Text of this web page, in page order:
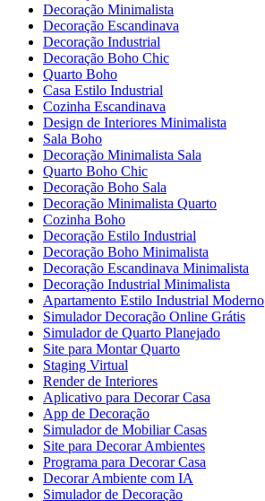
Decoração Minimalista
Decoração Escandinava
Decoração Industrial
Decoração Boho Chic
Quarto Boho
Casa Estilo Industrial
Cozinha Escandinava
Design de Interiores Minimalista
Sala Boho
Decoração Minimalista Sala
Quarto Boho Chic
Decoração Boho Sala
Decoração Minimalista Quarto
Cozinha Boho
Decoração Estilo Industrial
Decoração Boho Minimalista
Decoração Escandinava Minimalista
Decoração Industrial Minimalista
Apartamento Estilo Industrial Moderno
Simulador Decoração Online Grátis
Simulador de Quarto Planejado
Site para Montar Quarto
Staging Virtual
Render de Interiores
Aplicativo para Decorar Casa
App de Decoração
Simulador de Mobiliar Casas
Site para Decorar Ambientes
Programa para Decorar Casa
Decorar Ambiente com IA
Simulador de Decoração